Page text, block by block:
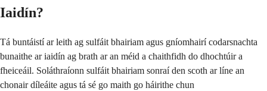
Iaidín?
Tá buntáistí ar leith ag sulfáit bhairiam agus gníomhairí codarsnachta
bunaithe ar iaidín ag brath ar an méid a chaithfidh do dhochtúir a
fheiceáil. Soláthraíonn sulfáit bhairiam sonraí den scoth ar líne an
chonair díleáite agus tá sé go maith go háirithe chun